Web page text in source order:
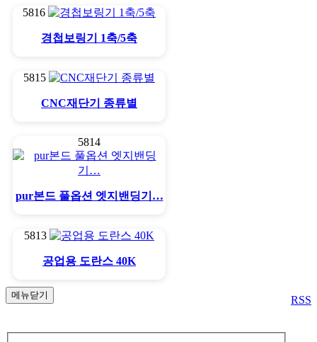
5816
경첩보링기 1축/5축
5815
CNC재단기 종류별
5814
pur본드 풀옵션 엣지밴딩기…
5813
공업용 도란스 40K
RSS
메뉴닫기
회